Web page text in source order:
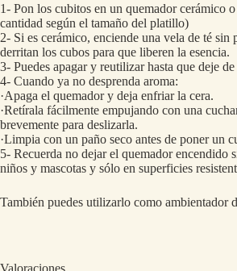
1- Pon los cubitos en un quemador cerámico
cantidad según el tamaño del platillo)
2- Si es cerámico, enciende una vela de té sin
derritan los cubos para que liberen la esencia.
3- Puedes apagar y reutilizar hasta que deje de
4- Cuando ya no desprenda aroma:
·Apaga el quemador y deja enfriar la cera.
·Retírala fácilmente empujando con una
brevemente para deslizarla.
·Limpia con un paño seco antes de poner un
5- Recuerda no dejar el quemador encendido
niños y mascotas y sólo en superficies
También puedes utilizarlo como ambientador
Valoraciones